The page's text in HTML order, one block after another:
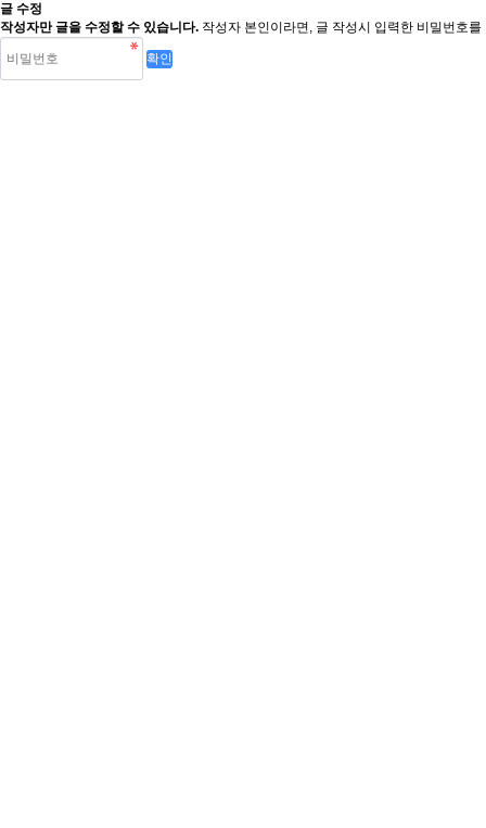
글 수정
작성자만 글을 수정할 수 있습니다. 작성자 본인이라면, 글 작성시 입력한 비밀번호